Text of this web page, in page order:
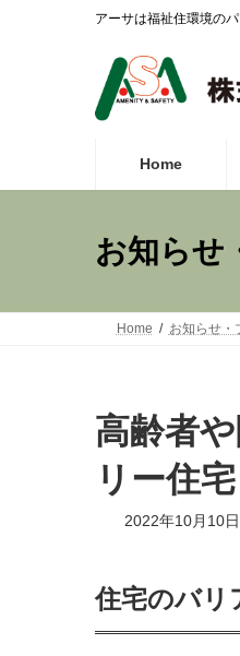
ッ
移
アーサは福祉住環境の
Home
お知らせ
Home お知らせ・
高齢者
リー住
2022年10月10日
住宅のバリ